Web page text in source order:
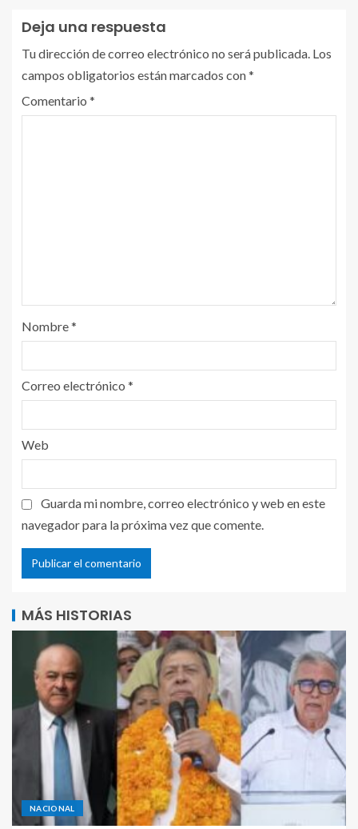
Deja una respuesta
Tu dirección de correo electrónico no será publicada. Los
campos obligatorios están marcados con*
Comentario *
Nombre*
Correo electrónico *
Web
Guarda mi nombre, correo electrónico y web en este
navegador para la próxima vez que comente.
MÁS HISTORIAS
NACIONAL